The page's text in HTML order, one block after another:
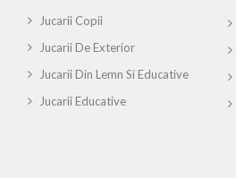
Jucarii Copii
Jucarii De Exterior
Jucarii Din Lemn Si Educative
Jucarii Educative